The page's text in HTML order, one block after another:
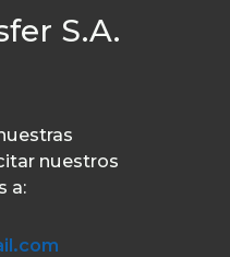
S.A.
nuestros
a: